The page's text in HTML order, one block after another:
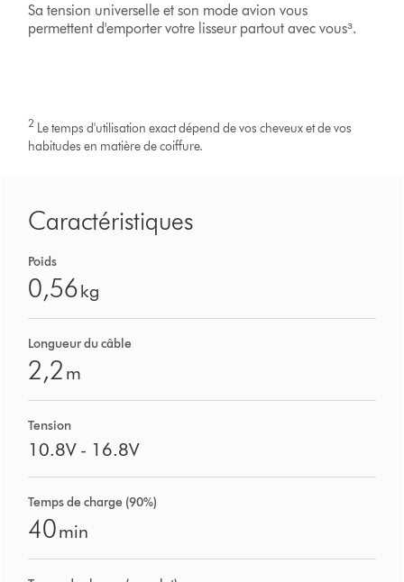
Sa tension universelle et son mode avion vous
permettent d'emporter votre lisseur partout avec vous³.
2 Le temps d'utilisation exact dépend de vos cheveux et de vos
habitudes en matière de coiffure.
Caractéristiques
Poids
0,56kg
Longueur du câble
2,2 m
Tension
10.8V - 16.8V
Temps de charge (90%)
40min